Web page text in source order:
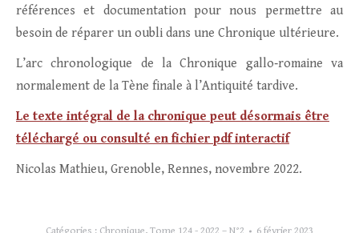
références et documentation pour nous permettre au
besoin de réparer un oubli dans une Chronique ultérieure.
L’arc chronologique de la Chronique gallo‐romaine va
normalement de la Tène finale à l’Antiquité tardive.
Le texte intégral de la chronique peut désormais être
téléchargé ou consulté en fichier pdf interactif
Nicolas Mathieu, Grenoble, Rennes, novembre 2022.